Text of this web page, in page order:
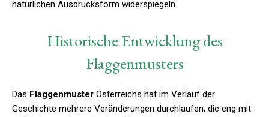
natürlichen Ausdrucksform widerspiegeln.
Historische Entwicklung des
Flaggenmusters
Das Flaggenmuster Österreichs hat im Verlauf der
Geschichte mehrere Veränderungen durchlaufen, die eng mit